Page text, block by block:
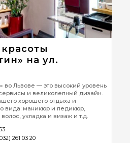
на ул.
во Львове — это высокий уровень
и великолепный дизайн.
хорошего отдыха и
вида: маникюр и педикюр,
укладка и визаж и т.д.
261 03 20